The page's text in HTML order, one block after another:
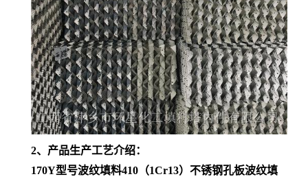
2、产品生产工艺介绍：
170Y型号波纹填料410（1Cr13）不锈钢孔板波纹填